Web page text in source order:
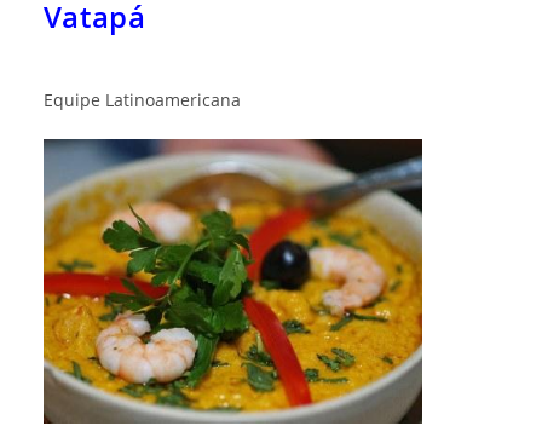
Vatapá
Equipe Latinoamericana